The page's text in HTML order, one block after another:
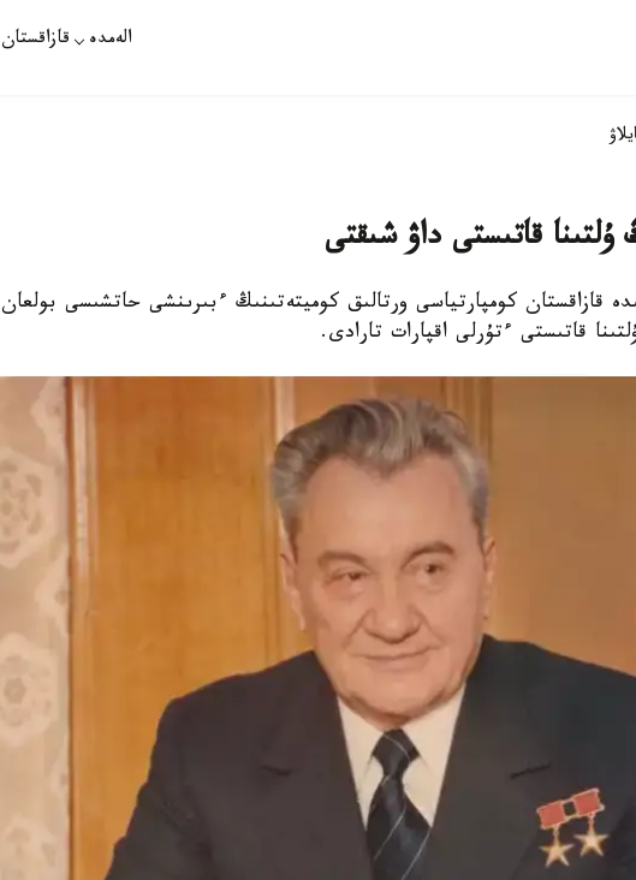
الەمدە قازاقستان
ۇلتىنا قاتىستى داۋ شىقتى
قازاقستان كومپارتياسى ورتالىق كوميتەتىنىڭ ءبىرىنشى حاتشىسى بولعان
قاتىستى ءتۇرلى اقپارات تارادى.